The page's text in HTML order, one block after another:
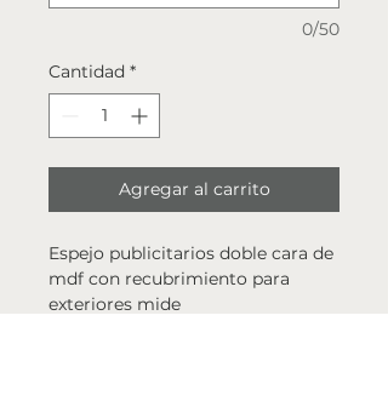
0/50
Cantidad *
Agregar al carrito
Espejo publicitarios doble cara de
mdf con recubrimiento para
exteriores mide